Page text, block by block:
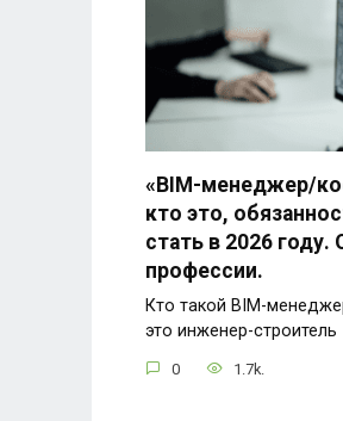
«BIM-менеджер/
кто это,
стать в 2026 году.
профессии.
Кто такой BIM-
это инженер-строитель
0 1.7k.